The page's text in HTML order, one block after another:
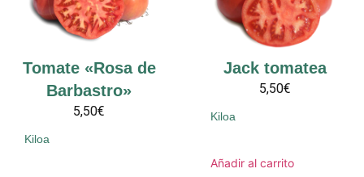
Tomate «Rosa de
Barbastro»
5,50€
Kiloa
Jack tomatea
5,50€
Kiloa
Añadir al carrito